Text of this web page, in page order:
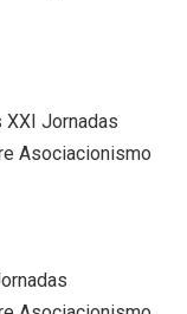
Jornadas
Asociacionismo